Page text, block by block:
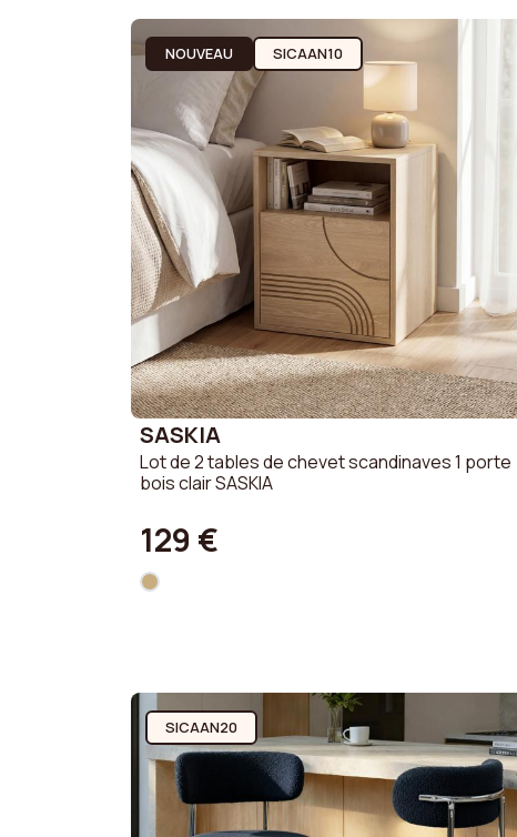
NOUVEAU SICAAN10
SASKIA
Lot de 2 tables de chevet scandinaves 1 porte
bois clair SASKIA
129 €
SICAAN20